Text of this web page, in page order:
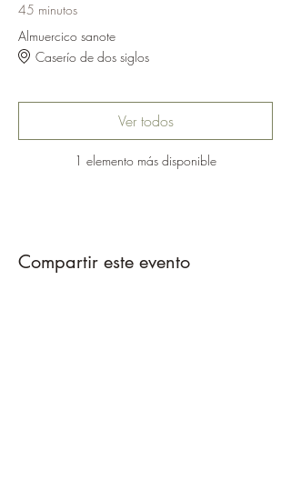
45 minutos
Almuercico sanote
Caserío de dos siglos
1 elemento más disponible
Ver todos
Compartir este evento